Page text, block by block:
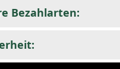
Bezahlarten: